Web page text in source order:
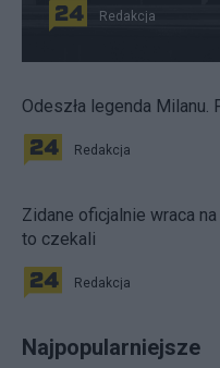
Redakcja
Odeszła legenda Milanu.
Redakcja
Zidane oficjalnie wraca
to czekali
Redakcja
Najpopularniejsze